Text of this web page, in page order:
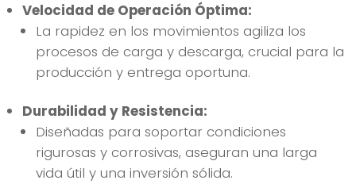
Velocidad de Operación Óptima:
La rapidez en los movimientos agiliza los
procesos de carga y descarga, crucial para la
producción y entrega oportuna.
Durabilidad y Resistencia:
Diseñadas para soportar condiciones
rigurosas y corrosivas, aseguran una larga
vida útil y una inversión sólida.